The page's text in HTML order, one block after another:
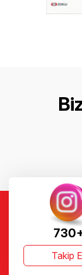
Takip